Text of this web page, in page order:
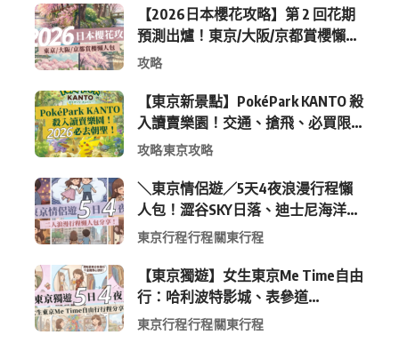
【2026日本櫻花攻略】第 2 回花期
預測出爐！東京/大阪/京都賞櫻懶人
包 (附最新時間表)
攻略
【東京新景點】PokéPark KANTO 殺
入讀賣樂園！交通、搶飛、必買限
定周邊全攻略
攻略東京攻略
＼東京情侶遊／5天4夜浪漫行程懶
人包！澀谷SKY日落、迪士尼海洋、
中目黑高質感咖啡廳全收錄
東京行程行程關東行程
【東京獨遊】女生東京Me Time自由
行：哈利波特影城、表參道
Shopping 與下北澤尋寶5日4夜慢活
東京行程行程關東行程